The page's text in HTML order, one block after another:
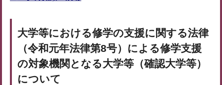
大学等における修学の支援に関する法律
（令和元年法律第8号）による修学支援
の対象機関となる大学等（確認大学等）
について